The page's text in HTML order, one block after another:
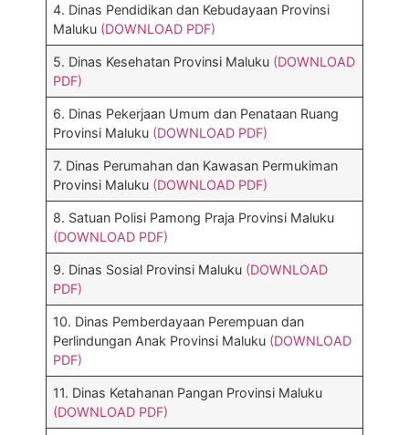
4. Dinas Pendidikan dan Kebudayaan Provinsi
Maluku (DOWNLOAD PDF)
5. Dinas Kesehatan Provinsi Maluku (DOWNLOAD
PDF)
6. Dinas Pekerjaan Umum dan Penataan Ruang
Provinsi Maluku (DOWNLOAD PDF)
7. Dinas Perumahan dan Kawasan Permukiman
Provinsi Maluku (DOWNLOAD PDF)
8. Satuan Polisi Pamong Praja Provinsi Maluku
(DOWNLOAD PDF)
9. Dinas Sosial Provinsi Maluku (DOWNLOAD
PDF)
10. Dinas Pemberdayaan Perempuan dan
Perlindungan Anak Provinsi Maluku (DOWNLOAD
PDF)
11. Dinas Ketahanan Pangan Provinsi Maluku
(DOWNLOAD PDF)